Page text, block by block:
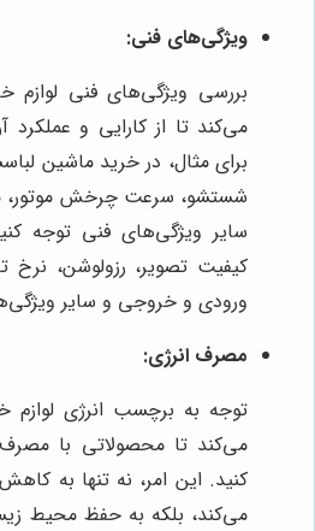
ویژگی‌های فنی:
بررسی ویژگی‌های فنی لوازم
می‌کند تا از کارایی و
برای مثال، در خرید ماشین
شستشو، سرعت چرخش موتور،
سایر ویژگی‌های فنی توجه
کیفیت تصویر، رزولوشن، نرخ
ورودی و خروجی و سایر
مصرف انرژی:
توجه به برچسب انرژی
می‌کند تا محصولاتی با مصرف
کنید. این امر، نه تنها به
می‌کند، بلکه به حفظ محیط